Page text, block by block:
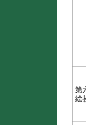
第
絵